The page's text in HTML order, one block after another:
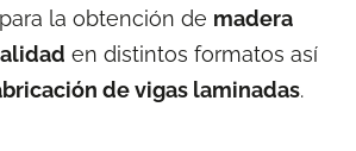
la obtención de madera
en distintos formatos así
de vigas laminadas.